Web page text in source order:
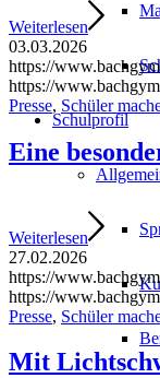
Schulprofil
Weiterlesen
03.03.2026
https://
https://
Presse, Schüler
Eine
Weiterlesen
27.02.2026
https://
https://
Presse, Schüler
Mit